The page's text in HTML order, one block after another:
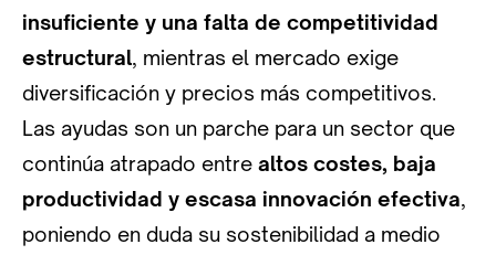
insuficiente y una falta de competitividad
estructural, mientras el mercado exige
diversificación y precios más competitivos.
Las ayudas son un parche para un sector que
continúa atrapado entre altos costes, baja
productividad y escasa innovación efectiva,
poniendo en duda su sostenibilidad a medio